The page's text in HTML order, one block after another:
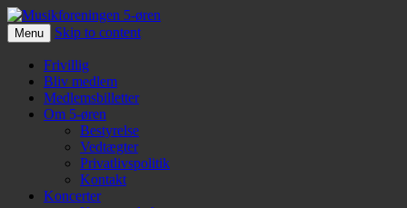
Musikforeningen 5-øren
Menu Skip to content
Frivillig
Bliv medlem
Medlemsbilletter
Om 5-øren
Bestyrelse
Vedtægter
Privatlivspolitik
Kontakt
Koncerter